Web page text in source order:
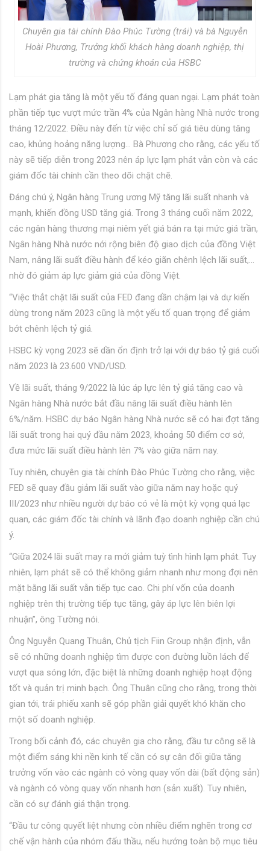
Chuyên gia tài chính Đào Phúc Tường (trái) và bà Nguyễn
Hoài Phương, Trưởng khối khách hàng doanh nghiệp, thị
trường và chứng khoán của HSBC
Lạm phát gia tăng là một yếu tố đáng quan ngại. Lạm phát toàn
phần tiếp tục vượt mức trần 4% của Ngân hàng Nhà nước trong
tháng 12/2022. Điều này đến từ việc chỉ số giá tiêu dùng tăng
cao, khủng hoảng năng lượng… Bà Phương cho rằng, các yếu tố
này sẽ tiếp diễn trong 2023 nên áp lực lạm phát vẫn còn và các
giám đốc tài chính cần theo dõi chặt chẽ.
Đáng chú ý, Ngân hàng Trung ương Mỹ tăng lãi suất nhanh và
mạnh, khiến đồng USD tăng giá. Trong 3 tháng cuối năm 2022,
các ngân hàng thương mại niêm yết giá bán ra tại mức giá trần,
Ngân hàng Nhà nước nới rộng biên độ giao dịch của đồng Việt
Nam, nâng lãi suất điều hành để kéo giãn chênh lệch lãi suất,…
nhờ đó giảm áp lực giảm giá của đồng Việt.
“Việc thắt chặt lãi suất của FED đang dần chậm lại và dự kiến
dừng trong năm 2023 cũng là một yếu tố quan trọng để giảm
bớt chênh lệch tỷ giá.
HSBC kỳ vọng 2023 sẽ dần ổn định trở lại với dự báo tỷ giá cuối
năm 2023 là 23.600 VND/USD.
Về lãi suất, tháng 9/2022 là lúc áp lực lên tỷ giá tăng cao và
Ngân hàng Nhà nước bắt đầu nâng lãi suất điều hành lên
6%/năm. HSBC dự báo Ngân hàng Nhà nước sẽ có hai đợt tăng
lãi suất trong hai quý đầu năm 2023, khoảng 50 điểm cơ sở,
đưa mức lãi suất điều hành lên 7% vào giữa năm nay.
Tuy nhiên, chuyên gia tài chính Đào Phúc Tường cho rằng, việc
FED sẽ quay đầu giảm lãi suất vào giữa năm nay hoặc quý
III/2023 như nhiều người dự báo có vẻ là một kỳ vọng quá lạc
quan, các giám đốc tài chính và lãnh đạo doanh nghiệp cần chú
ý.
“Giữa 2024 lãi suất may ra mới giảm tuỳ tình hình lạm phát. Tuy
nhiên, lạm phát sẽ có thể không giảm nhanh như mong đợi nên
mặt bằng lãi suất vẫn tiếp tục cao. Chi phí vốn của doanh
nghiệp trên thị trường tiếp tục tăng, gây áp lực lên biên lợi
nhuận”, ông Tường nói.
Ông Nguyễn Quang Thuân, Chủ tịch Fiin Group nhận định, vẫn
sẽ có những doanh nghiệp tìm được con đường luồn lách để
vượt qua sóng lớn, đặc biệt là những doanh nghiệp hoạt động
tốt và quản trị minh bạch. Ông Thuân cũng cho rằng, trong thời
gian tới, trái phiếu xanh sẽ góp phần giải quyết khó khăn cho
một số doanh nghiệp.
Trong bối cảnh đó, các chuyên gia cho rằng, đầu tư công sẽ là
một điểm sáng khi nền kinh tế cần có sự cân đối giữa tăng
trưởng vốn vào các ngành có vòng quay vốn dài (bất động sản)
và ngành có vòng quay vốn nhanh hơn (sản xuất). Tuy nhiên,
cần có sự đánh giá thận trọng.
“Đầu tư công quyết liệt nhưng còn nhiều điểm nghẽn trong cơ
chế vận hành của nhóm đấu thầu, nếu hướng toàn bộ mục tiêu